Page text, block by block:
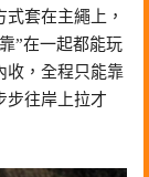
套在主繩上，
”在一起都能玩
收，全程只能靠
步往岸上拉才